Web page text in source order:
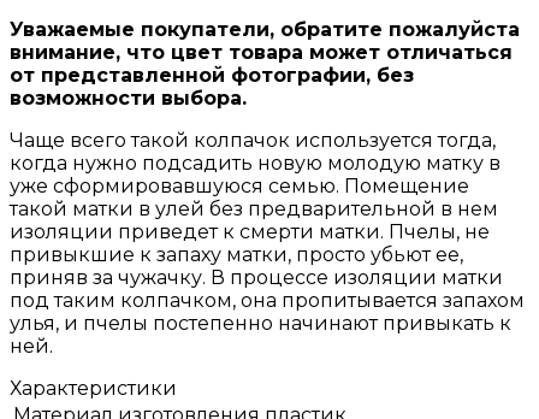
Уважаемые покупатели, обратите пожалуйста
внимание, что цвет товара может отличаться
от представленной фотографии, без
возможности выбора.
Чаще всего такой колпачок используется тогда,
когда нужно подсадить новую молодую матку в
уже сформировавшуюся семью. Помещение
такой матки в улей без предварительной в нем
изоляции приведет к смерти матки. Пчелы, не
привыкшие к запаху матки, просто убьют ее,
приняв за чужачку. В процессе изоляции матки
под таким колпачком, она пропитывается запахом
улья, и пчелы постепенно начинают привыкать к
ней.
Характеристики